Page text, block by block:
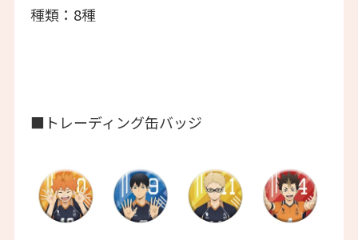
種類：8種
■トレーディング缶バッジ